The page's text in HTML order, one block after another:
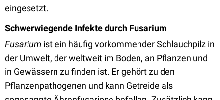
eingesetzt.
Schwerwiegende Infekte durch Fusarium
Fusarium ist ein häufig vorkommender Schlauchpilz in
der Umwelt, der weltweit im Boden, an Pflanzen und
in Gewässern zu finden ist. Er gehört zu den
Pflanzenpathogenen und kann Getreide als